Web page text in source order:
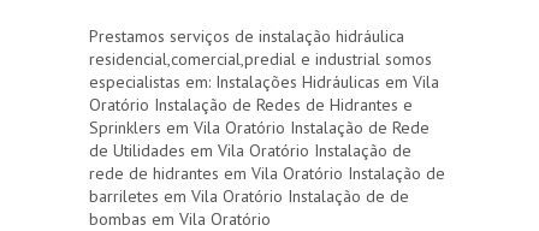
Prestamos serviços de instalação hidráulica
residencial,comercial,predial e industrial somos
especialistas em: Instalações Hidráulicas em Vila
Oratório Instalação de Redes de Hidrantes e
Sprinklers em Vila Oratório Instalação de Rede
de Utilidades em Vila Oratório Instalação de
rede de hidrantes em Vila Oratório Instalação de
barriletes em Vila Oratório Instalação de de
bombas em Vila Oratório